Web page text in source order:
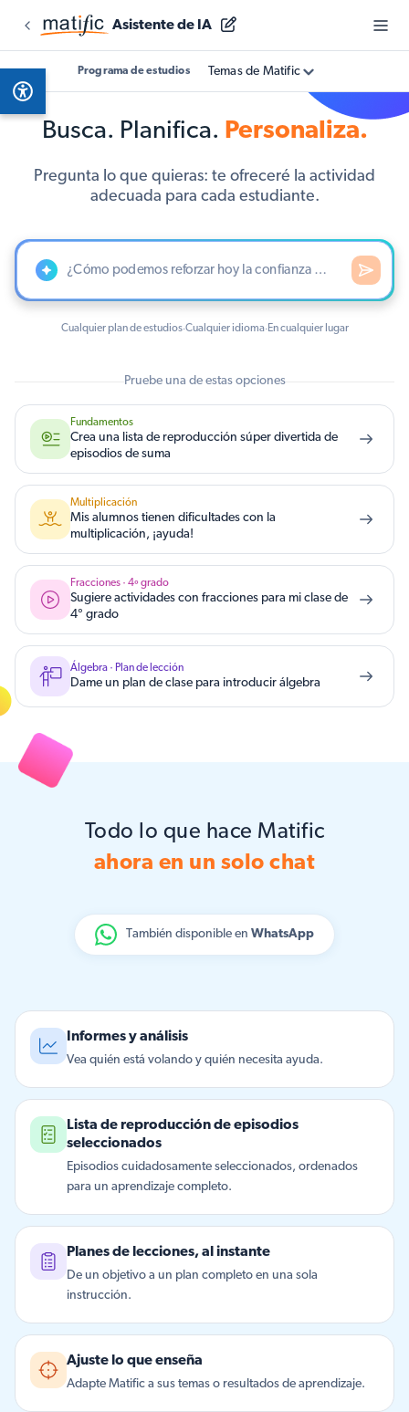
Asistente de IA
Programa de estudios Temas de Matific
Busca. Planifica. Personaliza.
Pregunta lo que quieras: te ofreceré la actividad
adecuada para cada estudiante.
Cualquier plan de estudios·Cualquier idioma·En cualquier lugar
Pruebe una de estas opciones
Fundamentos
Crea una lista de reproducción súper divertida de
episodios de suma
Multiplicación
Mis alumnos tienen dificultades con la
multiplicación, ¡ayuda!
Fracciones · 4º grado
Sugiere actividades con fracciones para mi clase de
4° grado
Álgebra · Plan de lección
Dame un plan de clase para introducir álgebra
Todo lo que hace Matific
ahora en un solo chat
También disponible en WhatsApp
Informes y análisis
Vea quién está volando y quién necesita ayuda.
Lista de reproducción de episodios
seleccionados
Episodios cuidadosamente seleccionados, ordenados
para un aprendizaje completo.
Planes de lecciones, al instante
De un objetivo a un plan completo en una sola
instrucción.
Ajuste lo que enseña
Adapte Matific a sus temas o resultados de aprendizaje.